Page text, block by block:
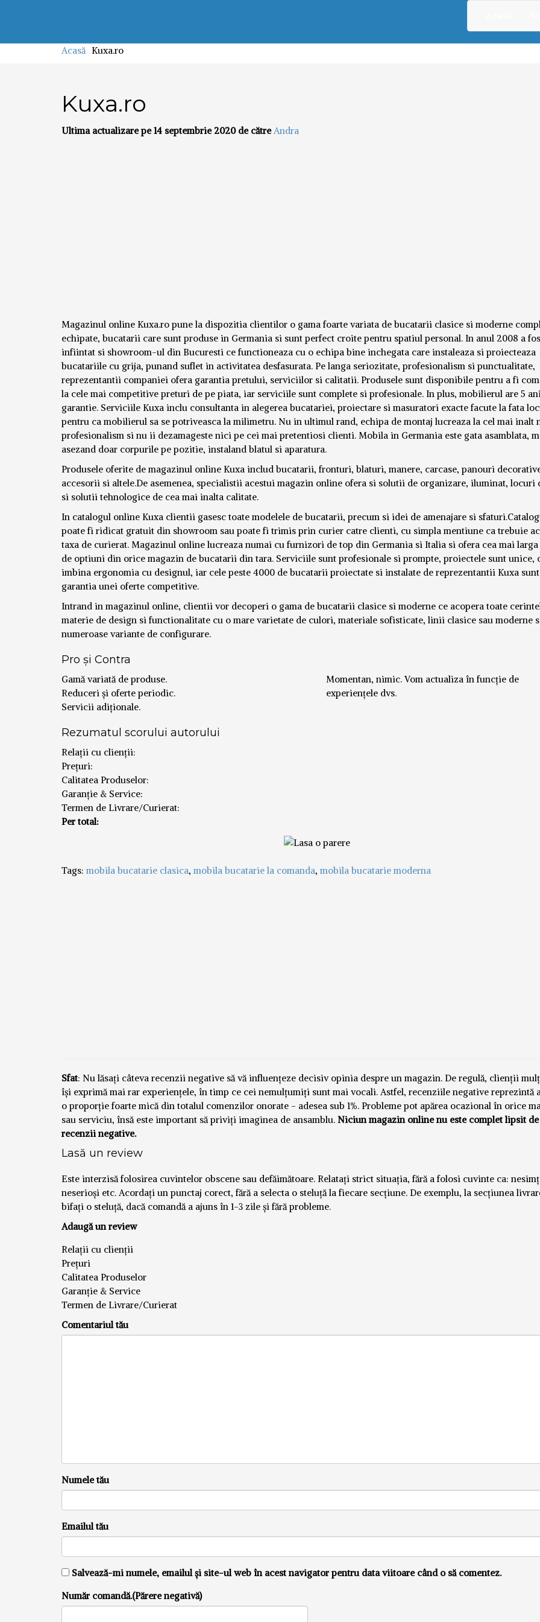
Acasă Kuxa.ro
Kuxa.ro
Ultima actualizare pe 14 septembrie 2020 de către Andra
Magazinul online Kuxa.ro pune la dispozitia clientilor o gama foarte variata de bucatarii clasice si moderne
echipate, bucatarii care sunt produse in Germania si sunt perfect croite pentru spatiul personal. In anul 2008 a
infiintat si showroom-ul din Bucuresti ce functioneaza cu o echipa bine inchegata care instaleaza si proiecteaza
bucatariile cu grija, punand suflet in activitatea desfasurata. Pe langa seriozitate, profesionalism si punctualitate,
reprezentantii companiei ofera garantia pretului, serviciilor si calitatii. Produsele sunt disponibile pentru a fi
la cele mai competitive preturi de pe piata, iar serviciile sunt complete si profesionale. In plus, mobilierul are 5
garantie. Serviciile Kuxa inclu consultanta in alegerea bucatariei, proiectare si masuratori exacte facute la fata
pentru ca mobilierul sa se potriveasca la milimetru. Nu in ultimul rand, echipa de montaj lucreaza la cel mai inalt
profesionalism si nu ii dezamageste nici pe cei mai pretentiosi clienti. Mobila in Germania este gata asamblata,
asezand doar corpurile pe pozitie, instaland blatul si aparatura.
Produsele oferite de magazinul online Kuxa includ bucatarii, fronturi, blaturi, manere, carcase, panouri
accesorii si altele.De asemenea, specialistii acestui magazin online ofera si solutii de organizare, iluminat, locuri
si solutii tehnologice de cea mai inalta calitate.
In catalogul online Kuxa clientii gasesc toate modelele de bucatarii, precum si idei de amenajare si
poate fi ridicat gratuit din showroom sau poate fi trimis prin curier catre clienti, cu simpla mentiune ca trebuie
taxa de curierat. Magazinul online lucreaza numai cu furnizori de top din Germania si Italia si ofera cea mai larga
de optiuni din orice magazin de bucatarii din tara. Serviciile sunt profesionale si prompte, proiectele sunt unice,
imbina ergonomia cu designul, iar cele peste 4000 de bucatarii proiectate si instalate de reprezentantii Kuxa sunt
garantia unei oferte competitive.
Intrand in magazinul online, clientii vor decoperi o gama de bucatarii clasice si moderne ce acopera toate
materie de design si functionalitate cu o mare varietate de culori, materiale sofisticate, linii clasice sau moderne
numeroase variante de configurare.
Pro și Contra
Gamă variată de produse.
Reduceri și oferte periodic.
Servicii adiționale.
Momentan, nimic. Vom actualiza în funcție de
experiențele dvs.
Rezumatul scorului autorului
Relații cu clienții:
Prețuri:
Calitatea Produselor:
Garanție & Service:
Termen de Livrare/Curierat:
Per total:
Tags: mobila bucatarie clasica, mobila bucatarie la comanda, mobila bucatarie moderna
Sfat: Nu lăsați câteva recenzii negative să vă influențeze decisiv opinia despre un magazin. De regulă, clienții
își exprimă mai rar experiențele, în timp ce cei nemulțumiți sunt mai vocali. Astfel, recenziile negative reprezintă
o proporție foarte mică din totalul comenzilor onorate - adesea sub 1%. Probleme pot apărea ocazional în orice
sau serviciu, însă este important să priviți imaginea de ansamblu. Niciun magazin online nu este complet lipsit de
recenzii negative.
Lasă un review
Este interzisă folosirea cuvintelor obscene sau defăimătoare. Relatați strict situația, fără a folosi cuvinte ca:
neserioși etc. Acordați un punctaj corect, fără a selecta o steluță la fiecare secțiune. De exemplu, la secțiunea
bifați o steluță, dacă comandă a ajuns în 1-3 zile și fără probleme.
Adaugă un review
Relații cu clienții
Prețuri
Calitatea Produselor
Garanție & Service
Termen de Livrare/Curierat
Comentariul tău
Numele tău
Emailul tău
Salvează-mi numele, emailul și site-ul web în acest navigator pentru data viitoare când o să comentez.
Număr comandă.(Părere negativă)